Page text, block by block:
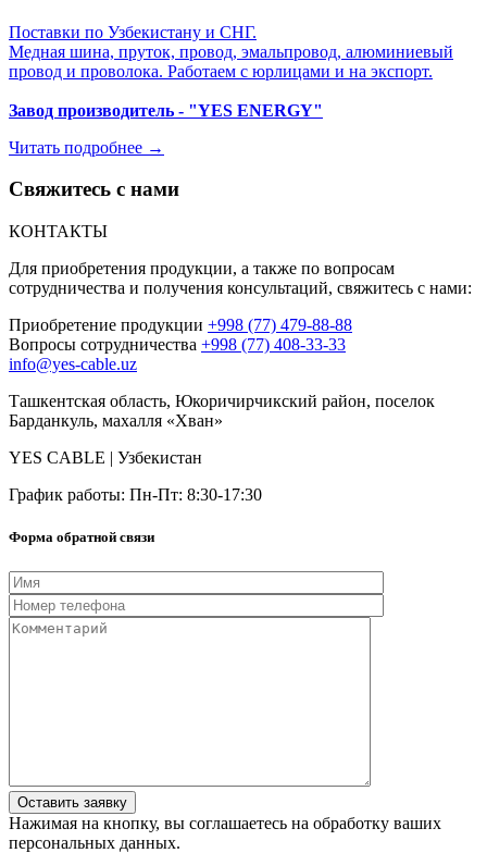
Поставки по Узбекистану и СНГ.
Медная шина, пруток, провод, эмальпровод, алюминиевый
провод и проволока. Работаем с юрлицами и на экспорт.
Завод производитель - "YES ENERGY"
Читать подробнее →
Свяжитесь с нами
КОНТАКТЫ
Для приобретения продукции, а также по вопросам
сотрудничества и получения консультаций, свяжитесь с нами:
Приобретение продукции +998 (77) 479-88-88
Вопросы сотрудничества +998 (77) 408-33-33
info@yes-cable.uz
Ташкентская область, Юкоричирчикский район, поселок
Барданкуль, махалля «Хван»
YES CABLE | Узбекистан
График работы: Пн-Пт: 8:30-17:30
Форма обратной связи
Нажимая на кнопку, вы соглашаетесь на обработку ваших
персональных данных.